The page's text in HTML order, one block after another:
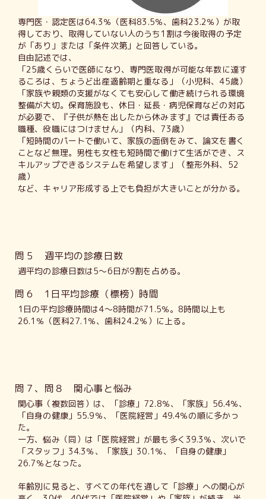
専門医・認定医は64.3％（医科83.5％、歯科23.2％）が取
得しており、取得していない人のうち1割は今後取得の予定
が「あり」または「条件次第」と回答している。
自由記述では、
「25歳くらいで医師になり、専門医取得が可能な年数に達す
るころは、ちょうど出産適齢期と重なる」（小児科、45歳）
「家族や親類の支援がなくても安心して働き続けられる環境
整備が大切。保育施設も、休日・延長・病児保育などの対応
が必要で、『子供が熱を出したから休みます』では責任ある
職種、役職にはつけません」（内科、73歳）
「短時間のパートで働いて、家族の面倒をみて、論文を書く
ことなど無理。男性も女性も短時間で働けて生活ができ、ス
キルアップできるシステムを希望します」（整形外科、52
歳）
など、キャリア形成する上でも負担が大きいことが分かる。
問５ 週平均の診療日数
週平均の診療日数は5～6日が9割を占める。
問６ 1日平均診療（標榜）時間
1日の平均診療時間は4～8時間が71.5％。8時間以上も
26.1％（医科27.1％、歯科24.2％）に上る。
問７、問８ 関心事と悩み
関心事（複数回答）は、「診療」72.8％、「家族」56.4％、
「自身の健康」55.9％、「医院経営」49.4％の順に多かっ
た。
一方、悩み（同）は「医院経営」が最も多く39.3％、次いで
「スタッフ」34.3％、「家族」30.1％、「自身の健康」
26.7％となった。
年齢別に見ると、すべての年代を通して「診療」への関心が